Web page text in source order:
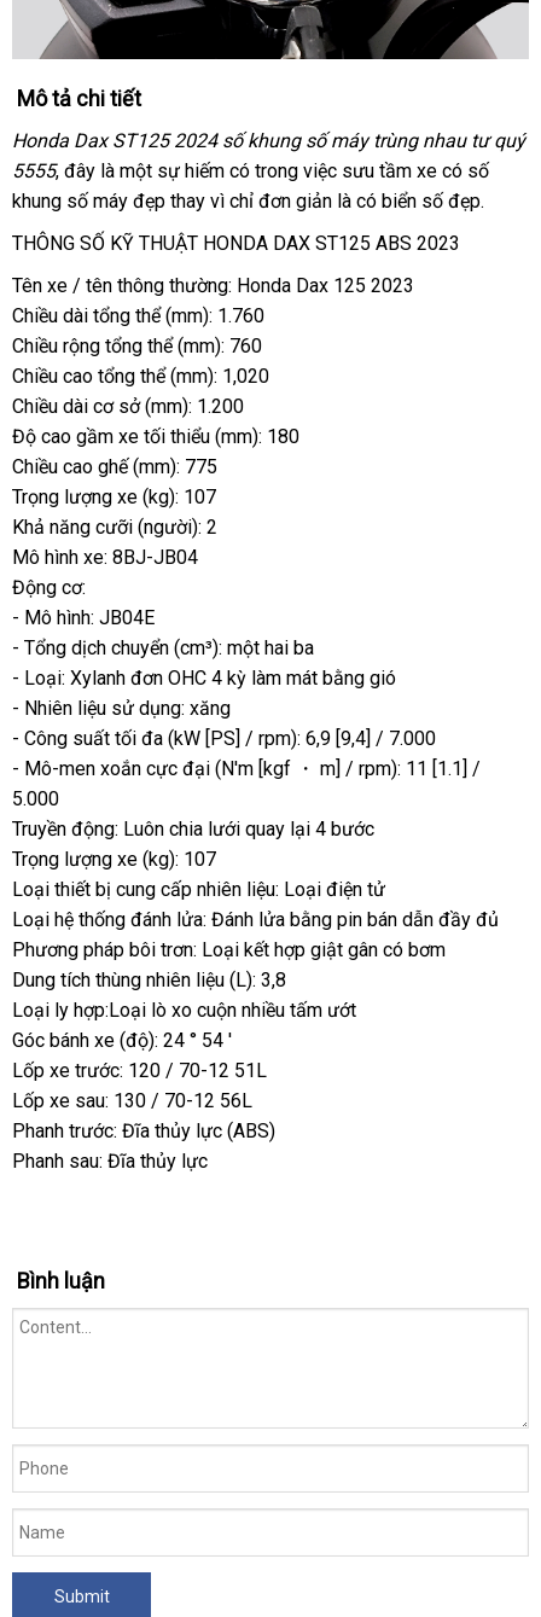
Mô tả chi tiết
Honda Dax ST125 2024 số khung số máy trùng nhau tư quý
5555, đây là một sự hiếm có trong việc sưu tầm xe có số
khung số máy đẹp thay vì chỉ đơn giản là có biển số đẹp.
THÔNG SỐ KỸ THUẬT HONDA DAX ST125 ABS 2023
Tên xe / tên thông thường: Honda Dax 125 2023
Chiều dài tổng thể (mm): 1.760
Chiều rộng tổng thể (mm): 760
Chiều cao tổng thể (mm): 1,020
Chiều dài cơ sở (mm): 1.200
Độ cao gầm xe tối thiểu (mm): 180
Chiều cao ghế (mm): 775
Trọng lượng xe (kg): 107
Khả năng cưỡi (người): 2
Mô hình xe: 8BJ-JB04
Động cơ:
- Mô hình: JB04E
- Tổng dịch chuyển (cm³): một hai ba
- Loại: Xylanh đơn OHC 4 kỳ làm mát bằng gió
- Nhiên liệu sử dụng: xăng
- Công suất tối đa (kW [PS] / rpm): 6,9 [9,4] / 7.000
- Mô-men xoắn cực đại (N'm [kgf ・ m] / rpm): 11 [1.1] /
5.000
Truyền động: Luôn chia lưới quay lại 4 bước
Trọng lượng xe (kg): 107
Loại thiết bị cung cấp nhiên liệu: Loại điện tử
Loại hệ thống đánh lửa: Đánh lửa bằng pin bán dẫn đầy đủ
Phương pháp bôi trơn: Loại kết hợp giật gân có bơm
Dung tích thùng nhiên liệu (L): 3,8
Loại ly hợp:Loại lò xo cuộn nhiều tấm ướt
Góc bánh xe (độ): 24 ° 54 '
Lốp xe trước: 120 / 70-12 51L
Lốp xe sau: 130 / 70-12 56L
Phanh trước: Đĩa thủy lực (ABS)
Phanh sau: Đĩa thủy lực
Bình luận